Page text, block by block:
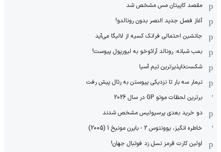
مقصد کاپیتان مس مشخص شد
آغاز فصل جدید النصر بدون رونالدو!
جانشین احتمالی فرانک کسیه از لالیگا می‌آید
بمب شبانه: رونالد آرائوخو به لیورپول پیوست!
شکست‌ناپذیرترین تیم آسیا
نیمار سه بار تا نزدیکی پیوستن به رئال پیش رفت
برترین لحظات موتو GP در سال 2026
دو خرید بعدی پرسپولیس مشخص شدند
خاطره انگیز، یوونتوس 2 - بایرن مونیخ 1 (2005)
اولین کارت قرمز نسل زد فوتبال جهان!